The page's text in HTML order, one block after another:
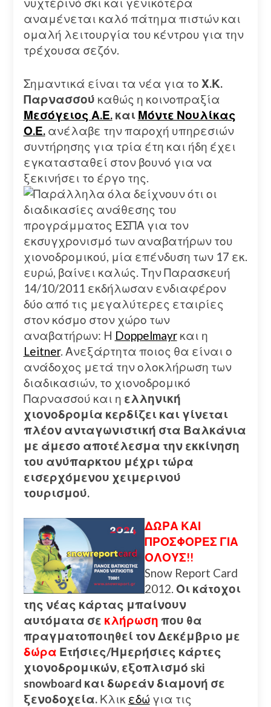
νυχτερινό σκι και γενικότερα
αναμένεται καλό πάτημα πιστών και
ομαλή λειτουργία του κέντρου για την
τρέχουσα σεζόν.
Σημαντικά είναι τα νέα για το Χ.Κ.
Παρνασσού καθώς η κοινοπραξία
Μεσόγειος Α.Ε.και Μόντε Νουλίκας
Ο.Ε.ανέλαβε την παροχή υπηρεσιών
συντήρησης για τρία έτη και ήδη έχει
εγκατασταθεί στον βουνό για να
ξεκινήσει το έργο της.
Παράλληλα όλα δείχνουν ότι οι
διαδικασίες ανάθεσης του
προγράμματος ΕΣΠΑ για τον
εκσυγχρονισμό των αναβατήρων του
χιονοδρομικού, μία επένδυση των 17 εκ.
ευρώ, βαίνει καλώς. Την Παρασκευή
14/10/2011 εκδήλωσαν ενδιαφέρον
δύο από τις μεγαλύτερες εταιρίες
στον κόσμο στον χώρο των
αναβατήρων: H Doppelmayrκαι η
Leitner. Ανεξάρτητα ποιος θα είναι ο
ανάδοχος μετά την ολοκλήρωση των
διαδικασιών, το χιονοδρομικό
Παρνασσού και η ελληνική
χιονοδρομία κερδίζει και γίνεται
πλέον ανταγωνιστική στα Βαλκάνια
με άμεσο αποτέλεσμα την εκκίνηση
του ανύπαρκτου μέχρι τώρα
εισερχόμενου χειμερινού
τουρισμού.
ΔΩΡΑ ΚΑΙ
ΠΡΟΣΦΟΡΕΣ ΓΙΑ
ΟΛΟΥΣ!!
Snow Report Card
2012. Οι κάτοχοι
της νέας κάρτας μπαίνουν
αυτόματα σε κλήρωση που θα
πραγματοποιηθεί τον Δεκέμβριο με
δώρα Ετήσιες/Ημερήσιες κάρτες
χιονοδρομικών, εξοπλισμό ski
snowboard και δωρεάν διαμονή σε
ξενοδοχεία. Κλικ εδώ για τις